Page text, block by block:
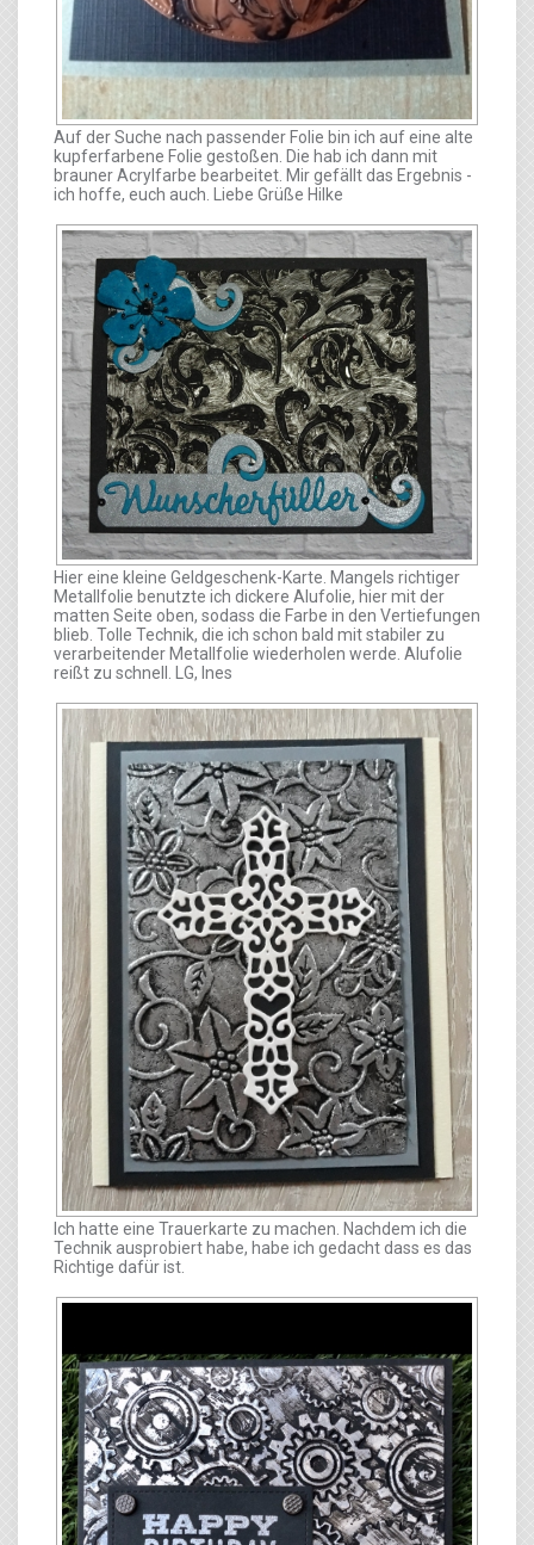
Auf der Suche nach passender Folie bin ich auf eine alte
kupferfarbene Folie gestoßen. Die hab ich dann mit
brauner Acrylfarbe bearbeitet. Mir gefällt das Ergebnis -
ich hoffe, euch auch. Liebe Grüße Hilke
Hier eine kleine Geldgeschenk-Karte. Mangels richtiger
Metallfolie benutzte ich dickere Alufolie, hier mit der
matten Seite oben, sodass die Farbe in den Vertiefungen
blieb. Tolle Technik, die ich schon bald mit stabiler zu
verarbeitender Metallfolie wiederholen werde. Alufolie
reißt zu schnell. LG, Ines
Ich hatte eine Trauerkarte zu machen. Nachdem ich die
Technik ausprobiert habe, habe ich gedacht dass es das
Richtige dafür ist.